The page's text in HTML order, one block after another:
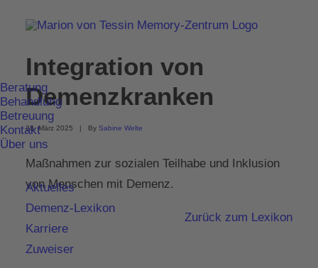
Beratung
Behandlung
Betreuung
Kontakt
Über uns
Aktuelles
Demenz-Lexikon
Karriere
Zuweiser
Integration von
Demenzkranken
28. März 2025 | By Sabine Welte
Maßnahmen zur sozialen Teilhabe und Inklusion
von Menschen mit Demenz.
Zurück zum Lexikon